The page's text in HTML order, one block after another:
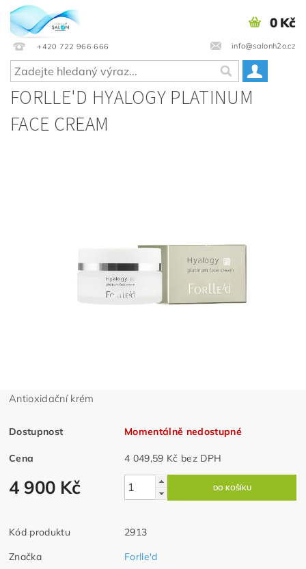
+420 722 966 666 info@salonh2o.cz
0 Kč
FORLLE'D HYALOGY PLATINUM
FACE CREAM
Antioxidační krém
Dostupnost Momentálně nedostupné
Cena 4 049,59 Kč bez DPH
4 900 Kč
Kód produktu
2913
Značka
Forlle'd